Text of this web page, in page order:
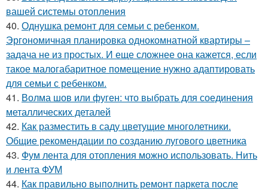
вашей системы отопления
40. Однушка ремонт для семьи с ребенком.
Эргономичная планировка однокомнатной квартиры –
задача не из простых. И еще сложнее она кажется, если
такое малогабаритное помещение нужно адаптировать
для семьи с ребенком.
41. Волма шов или фуген: что выбрать для соединения
металлических деталей
42. Как разместить в саду цветущие многолетники.
Общие рекомендации по созданию лугового цветника
43. Фум лента для отопления можно использовать. Нить
и лента ФУМ
44. Как правильно выполнить ремонт паркета после